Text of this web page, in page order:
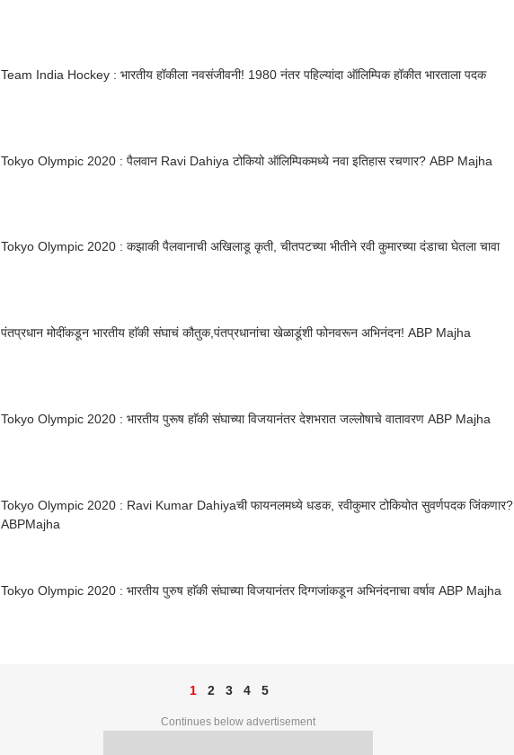
Team India Hockey : भारतीय हॉकीला नवसंजीवनी! 1980 नंतर पहिल्यांदा ऑलिम्पिक हॉकीत भारताला पदक
Tokyo Olympic 2020 : पैलवान Ravi Dahiya टोकियो ऑलिम्पिकमध्ये नवा इतिहास रचणार? ABP Majha
Tokyo Olympic 2020 : कझाकी पैलवानाची अखिलाडू कृती, चीतपटच्या भीतीने रवी कुमारच्या दंडाचा घेतला चावा
पंतप्रधान मोदींकडून भारतीय हाॅकी संघाचं कौतुक,पंतप्रधानांचा खेळाडूंशी फोनवरून अभिनंदन! ABP Majha
Tokyo Olympic 2020 : भारतीय पुरूष हाॅकी संघाच्या विजयानंतर देशभरात जल्लोषाचे वातावरण ABP Majha
Tokyo Olympic 2020 : Ravi Kumar Dahiyaची फायनलमध्ये धडक, रवीकुमार टोकियोत सुवर्णपदक जिंकणार?
ABPMajha
Tokyo Olympic 2020 : भारतीय पुरुष हाॅकी संघाच्या विजयानंतर दिग्गजांकडून अभिनंदनाचा वर्षाव ABP Majha
1 2 3 4 5
Continues below advertisement